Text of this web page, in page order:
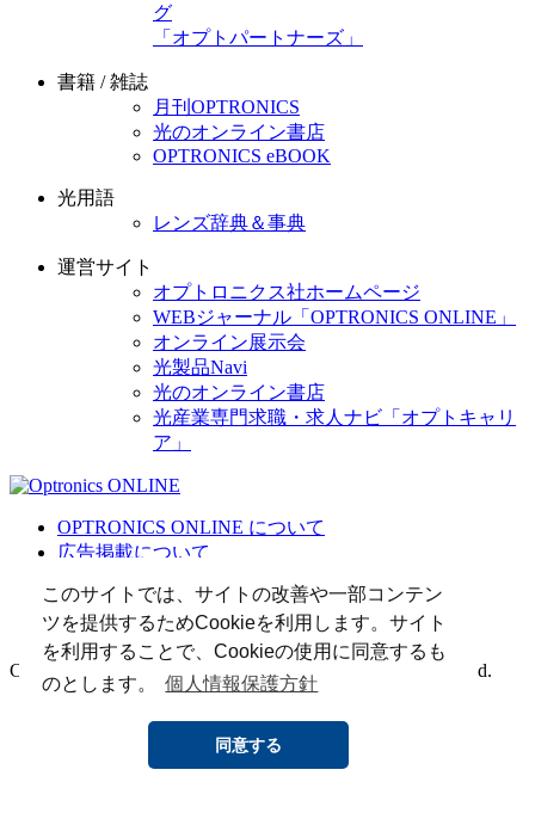
このサイトでは、サイトの改善や一部コンテン
ツを提供するためCookieを利用します。サイト
を利用することで、Cookieの使用に同意するも
のとします。
個人情報保護方針
同意する
グ
「オプトパートナーズ」
書籍 / 雑誌
月刊OPTRONICS
光のオンライン書店
OPTRONICS eBOOK
光用語
レンズ辞典＆事典
運営サイト
オプトロニクス社ホームページ
WEBジャーナル「OPTRONICS ONLINE」
オンライン展示会
光製品Navi
光のオンライン書店
光産業専門求職・求人ナビ「オプトキャリ
ア」
OPTRONICS ONLINE について
広告掲載について
個人情報
光関連リンク集
Copyright (C) 2025 The Optronics Co., Ltd. All rights reserved.